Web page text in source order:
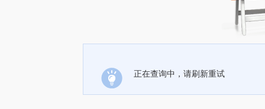
正在查询中，请刷新重试